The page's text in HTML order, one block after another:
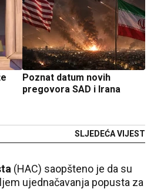
Poznat datum novih
pregovora SAD i Irana
SLJEDEĆA VIJEST
(HAC) saopšteno je da su
ujednačavanja popusta za